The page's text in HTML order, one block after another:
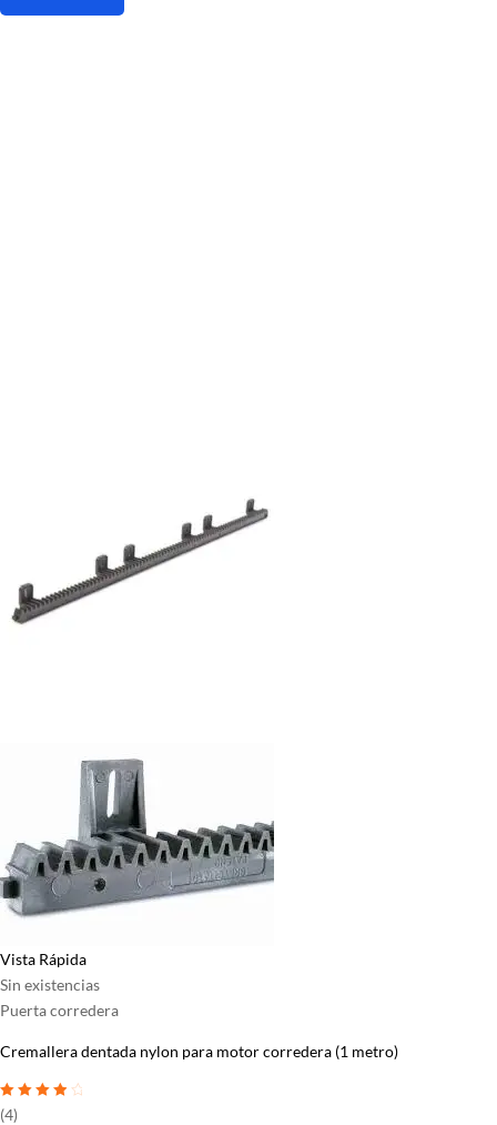
Vista Rápida
Sin existencias
Puerta corredera
Cremallera dentada nylon para motor corredera (1 metro)
Valorado
(4)